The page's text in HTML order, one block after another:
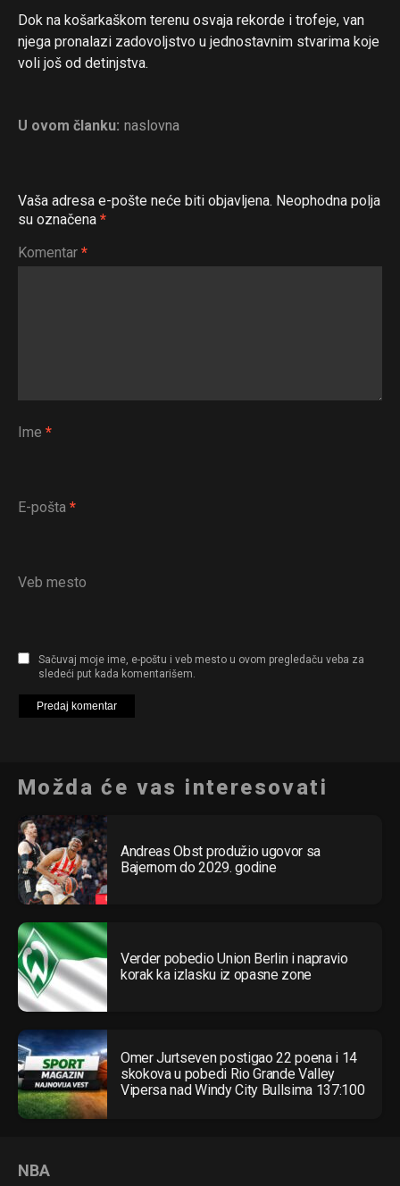
Dok na košarkaškom terenu osvaja rekorde i trofeje, van
njega pronalazi zadovoljstvo u jednostavnim stvarima koje
voli još od detinjstva.
U ovom članku: naslovna
Vaša adresa e-pošte neće biti objavljena. Neophodna polja
su označena *
Komentar *
Ime *
E-pošta *
Veb mesto
Sačuvaj moje ime, e-poštu i veb mesto u ovom pregledaču veba za
sledeći put kada komentarišem.
Možda će vas interesovati
Andreas Obst produžio ugovor sa
Bajernom do 2029. godine
Verder pobedio Union Berlin i napravio
korak ka izlasku iz opasne zone
Omer Jurtseven postigao 22 poena i 14
skokova u pobedi Rio Grande Valley
Vipersa nad Windy City Bullsima 137:100
NBA